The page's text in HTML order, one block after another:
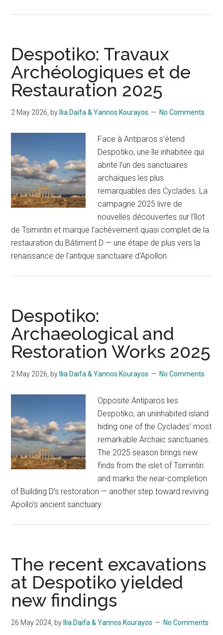
Despotiko: Travaux
Archéologiques et de
Restauration 2025
2 May 2026, by Ilia Daifa & Yannos Kourayos No Comments
Face à Antiparos s’étend
Despotiko, une île inhabitée qui
abrite l’un des sanctuaires
archaïques les plus
remarquables des Cyclades. La
campagne 2025 livre de
nouvelles découvertes sur l’îlot
de Tsimintiri et marque l’achèvement quasi complet de la
restauration du Bâtiment D — une étape de plus vers la
renaissance de l’antique sanctuaire d’Apollon.
Despotiko:
Archaeological and
Restoration Works 2025
2 May 2026, by Ilia Daifa & Yannos Kourayos No Comments
Opposite Antiparos lies
Despotiko, an uninhabited island
hiding one of the Cyclades’ most
remarkable Archaic sanctuaries.
The 2025 season brings new
finds from the islet of Tsimintiri
and marks the near-completion
of Building D’s restoration — another step toward reviving
Apollo’s ancient sanctuary.
The recent excavations
at Despotiko yielded
new findings
26 May 2024, by Ilia Daifa & Yannos Kourayos No Comments